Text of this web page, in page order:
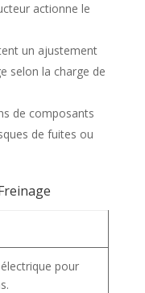
actionne le
un ajustement
selon la charge de
de composants
de fuites ou
pour